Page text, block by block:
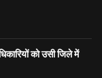
को उसी जिले में